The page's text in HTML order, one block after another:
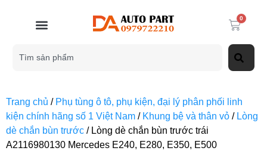
0
Trang chủ / Phụ tùng ô tô, phụ kiện, đại lý phân phối linh
kiện chính hãng số 1 Việt Nam / Khung bệ và thân vỏ / Lòng
dè chắn bùn trước / Lòng dè chắn bùn trước trái
A2116980130 Mercedes E240, E280, E350, E500